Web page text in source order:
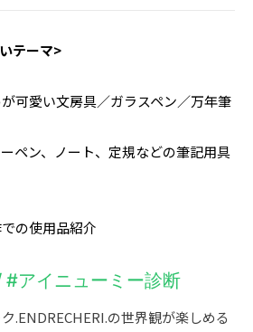
テーマ>
可愛い文房具／ガラスペン／万年筆
ペン、
ノート、定規などの筆記用具
の使用品紹介
#アイニューミー診断
.ENDRECHERI.の世界観が楽しめる